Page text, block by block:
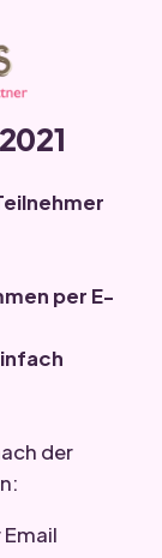
per E-
der
Email